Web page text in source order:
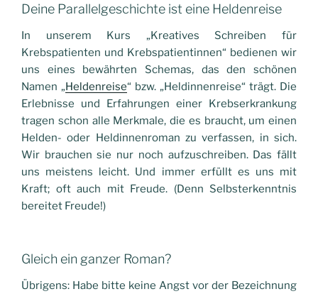
Deine Parallelgeschichte ist eine Heldenreise
In unserem Kurs „Kreatives Schreiben für
Krebspatienten und Krebspatientinnen“ bedienen wir
uns eines bewährten Schemas, das den schönen
Namen „Heldenreise“ bzw. „Heldinnenreise“ trägt. Die
Erlebnisse und Erfahrungen einer Krebserkrankung
tragen schon alle Merkmale, die es braucht, um einen
Helden- oder Heldinnenroman zu verfassen, in sich.
Wir brauchen sie nur noch aufzuschreiben. Das fällt
uns meistens leicht. Und immer erfüllt es uns mit
Kraft; oft auch mit Freude. (Denn Selbsterkenntnis
bereitet Freude!)
Gleich ein ganzer Roman?
Übrigens: Habe bitte keine Angst vor der Bezeichnung